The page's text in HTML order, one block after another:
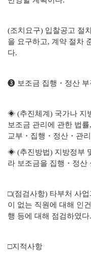
(조치요구) 입찰공고 절
을 요구하고, 계약 절차
다.
❸ 보조금 집행・정산 부
◈ (추진체계) 국가나 지
보조금 관리에 관한 법
교부・집행・정산・관
◈ (추진방법) 지방정부
라 보조금을 집행・정산
□(점검사항) 타부처 사
이 없는 직원에 대해 인
행 등에 대해 점검하였다.
□지적사항